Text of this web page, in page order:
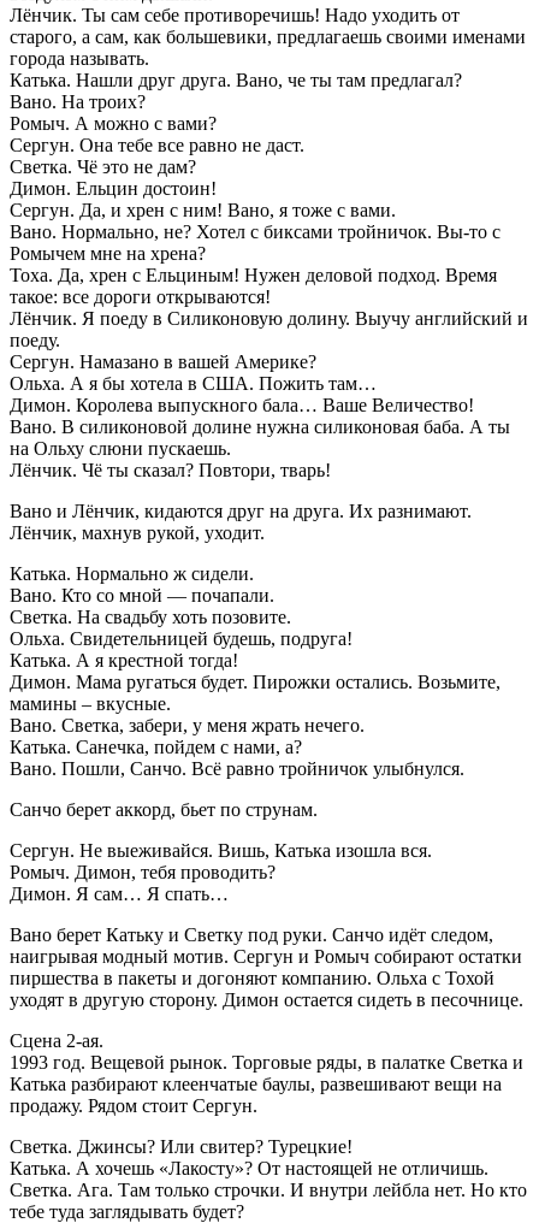
Лёнчик. Ты сам себе противоречишь! Надо уходить от
старого, а сам, как большевики, предлагаешь своими именами
города называть.
Катька. Нашли друг друга. Вано, че ты там предлагал?
Вано. На троих?
Ромыч. А можно с вами?
Сергун. Она тебе все равно не даст.
Светка. Чё это не дам?
Димон. Ельцин достоин!
Сергун. Да, и хрен с ним! Вано, я тоже с вами.
Вано. Нормально, не? Хотел с биксами тройничок. Вы-то с
Ромычем мне на хрена?
Тоха. Да, хрен с Ельциным! Нужен деловой подход. Время
такое: все дороги открываются!
Лёнчик. Я поеду в Силиконовую долину. Выучу английский и
поеду.
Сергун. Намазано в вашей Америке?
Ольха. А я бы хотела в США. Пожить там…
Димон. Королева выпускного бала… Ваше Величество!
Вано. В силиконовой долине нужна силиконовая баба. А ты
на Ольху слюни пускаешь.
Лёнчик. Чё ты сказал? Повтори, тварь!
Вано и Лёнчик, кидаются друг на друга. Их разнимают.
Лёнчик, махнув рукой, уходит.
Катька. Нормально ж сидели.
Вано. Кто со мной — почапали.
Светка. На свадьбу хоть позовите.
Ольха. Свидетельницей будешь, подруга!
Катька. А я крестной тогда!
Димон. Мама ругаться будет. Пирожки остались. Возьмите,
мамины – вкусные.
Вано. Светка, забери, у меня жрать нечего.
Катька. Санечка, пойдем с нами, а?
Вано. Пошли, Санчо. Всё равно тройничок улыбнулся.
Санчо берет аккорд, бьет по струнам.
Сергун. Не выеживайся. Вишь, Катька изошла вся.
Ромыч. Димон, тебя проводить?
Димон. Я сам… Я спать…
Вано берет Катьку и Светку под руки. Санчо идёт следом,
наигрывая модный мотив. Сергун и Ромыч собирают остатки
пиршества в пакеты и догоняют компанию. Ольха с Тохой
уходят в другую сторону. Димон остается сидеть в песочнице.
Сцена 2-ая.
1993 год. Вещевой рынок. Торговые ряды, в палатке Светка и
Катька разбирают клеенчатые баулы, развешивают вещи на
продажу. Рядом стоит Сергун.
Светка. Джинсы? Или свитер? Турецкие!
Катька. А хочешь «Лакосту»? От настоящей не отличишь.
Светка. Ага. Там только строчки. И внутри лейбла нет. Но кто
тебе туда заглядывать будет?